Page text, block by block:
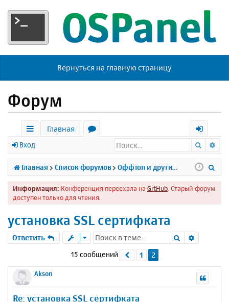
Вернуться на главную страницу
Форум
с
ы
л
к
Главная
р
у
м
х
о
д
Вход Поиск
Главная Список форумов
Информация: Конференция переехала на GitHub . Старый форум
доступен только для чтения.
установка SSL сертифката
Ответить Поиск
15 сообщений Пред.
1 2
Akson
Re: установка SSL сертифката